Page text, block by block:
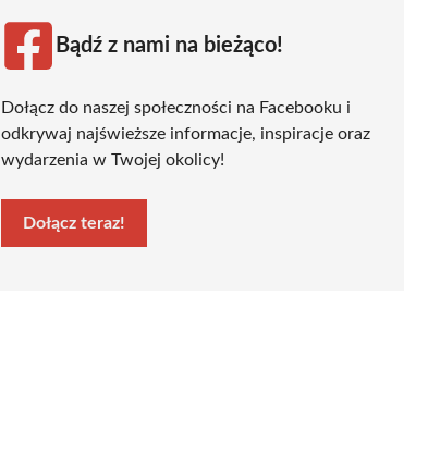
Bądź z nami na bieżąco!
Dołącz do naszej społeczności na Facebooku i
odkrywaj najświeższe informacje, inspiracje oraz
wydarzenia w Twojej okolicy!
Dołącz teraz!